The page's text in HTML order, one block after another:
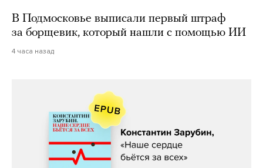
В Подмосковье выписали первый штраф
за борщевик, который нашли с помощью ИИ
4 часа назад